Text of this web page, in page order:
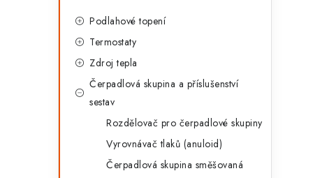
Podlahové topení
Termostaty
Zdroj tepla
Čerpadlová skupina a příslušenství
sestav
Rozdělovač pro čerpadlové skupiny
Vyrovnávač tlaků (anuloid)
Čerpadlová skupina směšovaná